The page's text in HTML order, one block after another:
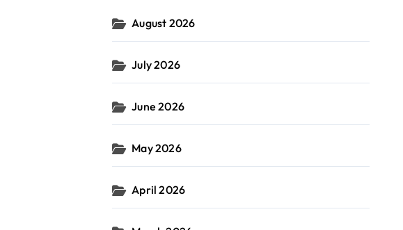
August 2026
July 2026
June 2026
May 2026
April 2026